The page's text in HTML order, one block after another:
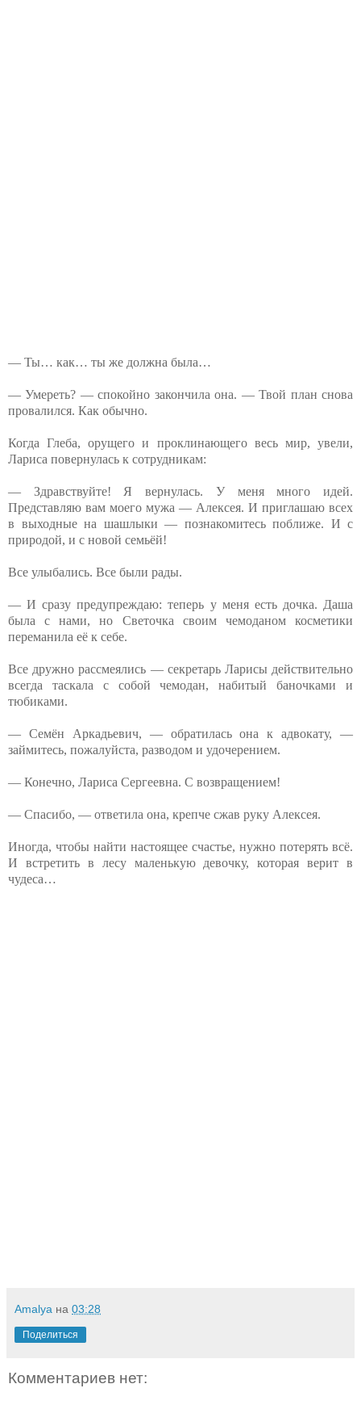
— Ты… как… ты же должна была…
— Умереть? — спокойно закончила она. — Твой план снова
провалился. Как обычно.
Когда Глеба, орущего и проклинающего весь мир, увели,
Лариса повернулась к сотрудникам:
— Здравствуйте! Я вернулась. У меня много идей.
Представляю вам моего мужа — Алексея. И приглашаю всех
в выходные на шашлыки — познакомитесь поближе. И с
природой, и с новой семьёй!
Все улыбались. Все были рады.
— И сразу предупреждаю: теперь у меня есть дочка. Даша
была с нами, но Светочка своим чемоданом косметики
переманила её к себе.
Все дружно рассмеялись — секретарь Ларисы действительно
всегда таскала с собой чемодан, набитый баночками и
тюбиками.
— Семён Аркадьевич, — обратилась она к адвокату, —
займитесь, пожалуйста, разводом и удочерением.
— Конечно, Лариса Сергеевна. С возвращением!
— Спасибо, — ответила она, крепче сжав руку Алексея.
Иногда, чтобы найти настоящее счастье, нужно потерять всё.
И встретить в лесу маленькую девочку, которая верит в
чудеса…
Amalya на 03:28
Поделиться
Комментариев нет: